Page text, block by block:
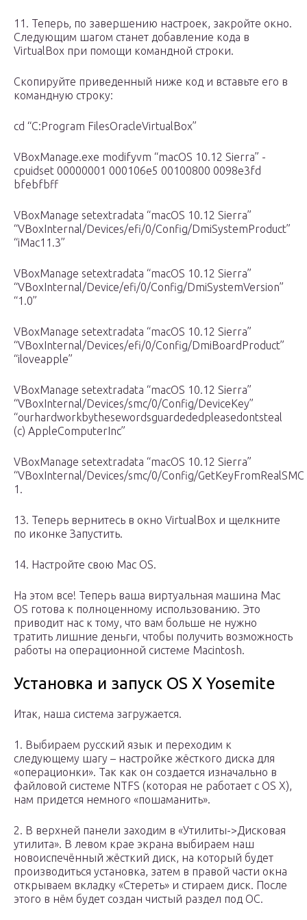
11. Теперь, по завершению настроек, закройте окно.
Следующим шагом станет добавление кода в
VirtualBox при помощи командной строки.
Скопируйте приведенный ниже код и вставьте его в
командную строку:
cd “C:Program FilesOracleVirtualBox”
VBoxManage.exe modifyvm “macOS 10.12 Sierra” -
cpuidset 00000001 000106e5 00100800 0098e3fd
bfebfbff
VBoxManage setextradata “macOS 10.12 Sierra”
“VBoxInternal/Devices/efi/0/Config/DmiSystemProduct”
“iMac11.3”
VBoxManage setextradata “macOS 10.12 Sierra”
“VBoxInternal/Device/efi/0/Config/DmiSystemVersion”
“1.0”
VBoxManage setextradata “macOS 10.12 Sierra”
“VBoxInternal/Devices/efi/0/Config/DmiBoardProduct”
“iloveapple”
VBoxManage setextradata “macOS 10.12 Sierra”
“VBoxInternal/Devices/smc/0/Config/DeviceKey”
“ourhardworkbythesewordsguardededpleasedontsteal
(c) AppleComputerInc”
VBoxManage setextradata “macOS 10.12 Sierra”
“VBoxInternal/Devices/smc/0/Config/GetKeyFromRealSMC
1.
13. Теперь вернитесь в окно VirtualBox и щелкните
по иконке Запустить.
14. Настройте свою Mac OS.
На этом все! Теперь ваша виртуальная машина Mac
OS готова к полноценному использованию. Это
приводит нас к тому, что вам больше не нужно
тратить лишние деньги, чтобы получить возможность
работы на операционной системе Macintosh.
Установка и запуск OS X Yosemite
Итак, наша система загружается.
1. Выбираем русский язык и переходим к
следующему шагу – настройке жёсткого диска для
«операционки». Так как он создается изначально в
файловой системе NTFS (которая не работает с OS X),
нам придется немного «пошаманить».
2. В верхней панели заходим в «Утилиты->Дисковая
утилита». В левом крае экрана выбираем наш
новоиспечённый жёсткий диск, на который будет
производиться установка, затем в правой части окна
открываем вкладку «Стереть» и стираем диск. После
этого в нём будет создан чистый раздел под ОС.